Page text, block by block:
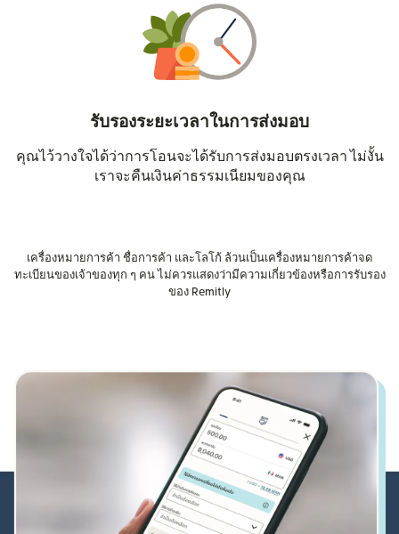
รับรองระยะเวลาในการส่งมอบ
คุณไว้วางใจได้ว่าการโอนจะได้รับการส่งมอบตรงเวลา ไม่งั้น
เราจะคืนเงินค่าธรรมเนียมของคุณ
เครื่องหมายการค้า ชื่อการค้า และโลโก้ ล้วนเป็นเครื่องหมายการค้าจด
ทะเบียนของเจ้าของทุก ๆ คน ไม่ควรแสดงว่ามีความเกี่ยวข้องหรือการรับรอง
ของ Remitly